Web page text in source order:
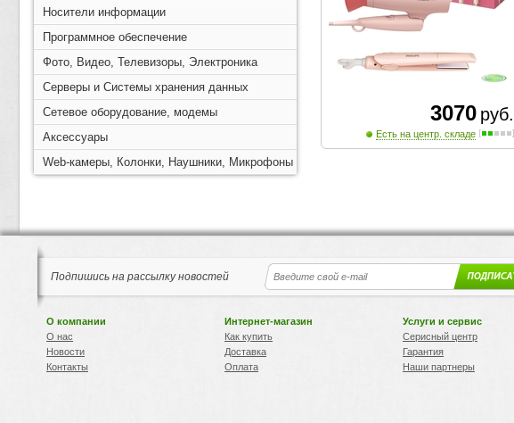
Носители информации
Программное обеспечение
Фото, Видео, Телевизоры, Электроника
Серверы и Системы хранения данных
Сетевое оборудование, модемы
Аксессуары
Web-камеры, Колонки, Наушники, Микрофоны
3070 руб.
Есть на центр. складе
Подпишись на рассылку новостей
О компании
О нас
Новости
Контакты
Интернет-магазин
Как купить
Доставка
Оплата
Услуги и сервис
Серисный центр
Гарантия
Наши партнеры